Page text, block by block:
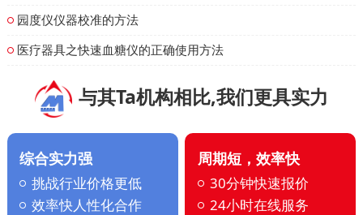
园度仪仪器校准的方法
医疗器具之快速血糖仪的正确使用方法
与其Ta机构相比,我们更具实力
综合实力强
挑战行业价格更低
效率快人性化合作
周期短，效率快
30分钟快速报价
24小时在线服务